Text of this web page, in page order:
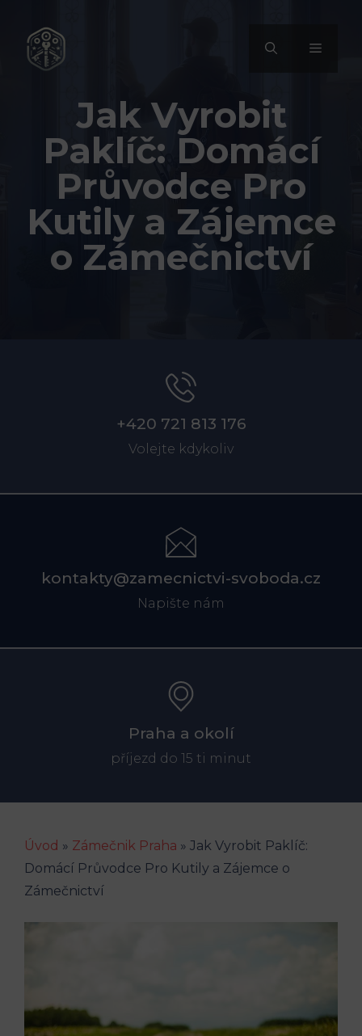
obsah
MENU
Jak Vyrobit
Paklíč: Domácí
Průvodce Pro
Kutily a Zájemce
o Zámečnictví
+420 721 813 176
Volejte kdykoliv
kontakty@zamecnictvi-svoboda.cz
Napište nám
Praha a okolí
příjezd do 15 ti minut
Úvod » Zámečnik Praha » Jak Vyrobit Paklíč:
Domácí Průvodce Pro Kutily a Zájemce o
Zámečnictví